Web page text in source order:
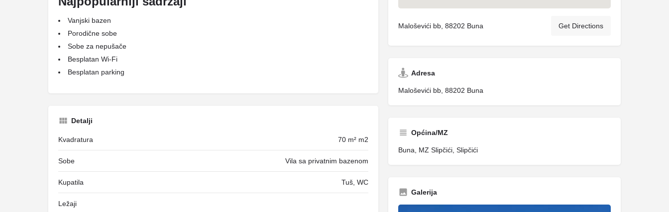
Vanjski bazen
Porodične sobe
Sobe za nepušače
Besplatan Wi-Fi
Besplatan parking
Detalji
Kvadratura 70 m² m2
Sobe Vila sa privatnim bazenom
Kupatila Tuš, WC
Ležaji
Maloševići bb, 88202 Buna Get Directions
Adresa
Maloševići bb, 88202 Buna
Općina/MZ
Buna, MZ Slipčići, Slipčići
Galerija